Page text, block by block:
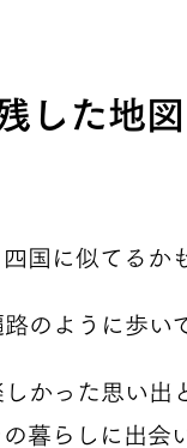
した地
国に似てるか
路のように歩
かった思い
暮らしに出会